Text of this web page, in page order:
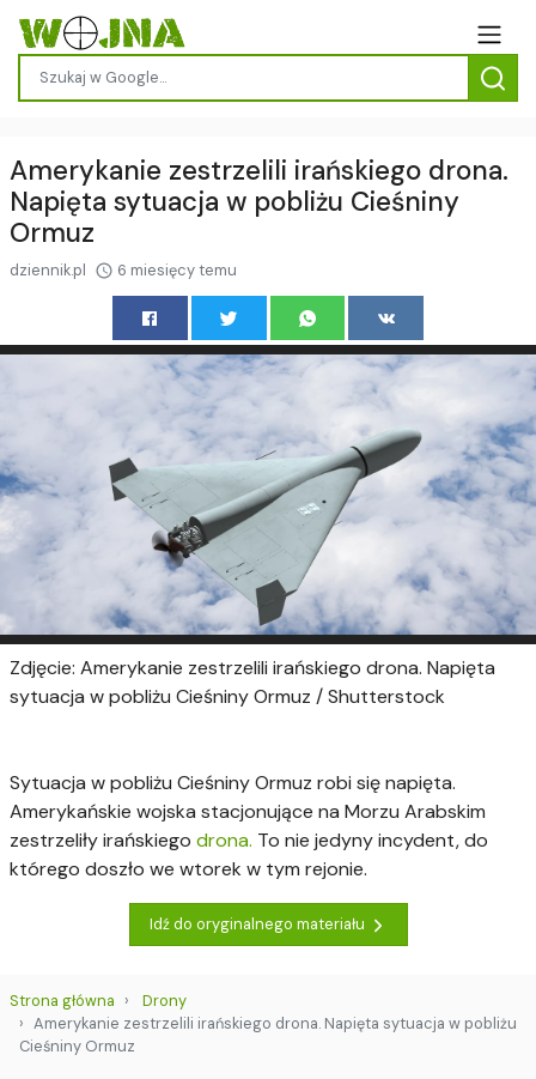
Amerykanie zestrzelili irańskiego drona.
Napięta sytuacja w pobliżu Cieśniny
Ormuz
dziennik.pl 6 miesięcy temu
Zdjęcie: Amerykanie zestrzelili irańskiego drona. Napięta
sytuacja w pobliżu Cieśniny Ormuz / Shutterstock
Sytuacja w pobliżu Cieśniny Ormuz robi się napięta.
Amerykańskie wojska stacjonujące na Morzu Arabskim
zestrzeliły irańskiego drona. To nie jedyny incydent, do
którego doszło we wtorek w tym rejonie.
Idź do oryginalnego materiału
Strona główna
Drony
Amerykanie zestrzelili irańskiego drona. Napięta sytuacja w pobliżu
Cieśniny Ormuz